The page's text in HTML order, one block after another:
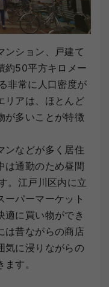
ンション、戸建て
約50平方キロメー
非常に人口密度が
リアは、ほとんど
が多いことが特徴
ンなどが多く居住
は通勤のため昼間
。江戸川区内に立
ーパーマーケット
適に買い物ができ
は昔ながらの商店
気に浸りながらの
す。